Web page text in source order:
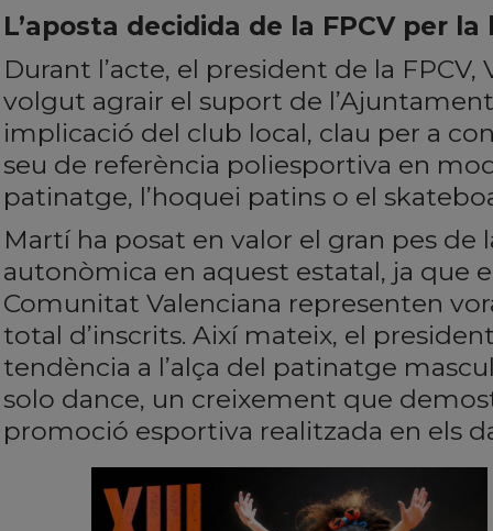
L’aposta decidida de la FPCV per
Durant l’acte, el president de la
volgut agrair el suport de
implicació del club local, clau per a
seu de referència poliesportiva en
patinatge, l’hoquei patins o el
Martí ha posat en valor el gran pes de
autonòmica en aquest estatal, ja que
Comunitat Valenciana representen
total d’inscrits. Així mateix, el
tendència a l’alça del patinatge
solo dance, un creixement que
promoció esportiva realitzada en els